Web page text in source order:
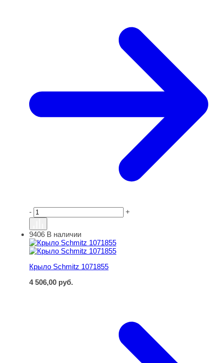
- +
Крыло Schmitz 1071855
9406 В наличии
Крыло Schmitz 1071855
4 506,00 руб.